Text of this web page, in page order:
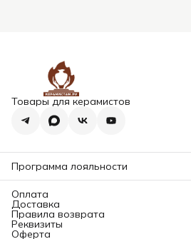
Товары для керамистов
Программа лояльности
Оплата
Доставка
Правила возврата
Реквизиты
Оферта